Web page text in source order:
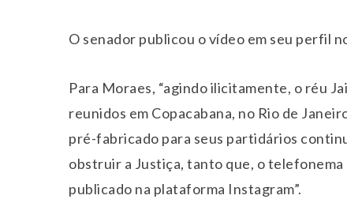
O senador publicou o vídeo em seu perfil
Para Moraes, “agindo ilicitamente, o réu
reunidos em Copacabana, no Rio de
pré-fabricado para seus partidários
obstruir a Justiça, tanto que, o
publicado na plataforma Instagram”.